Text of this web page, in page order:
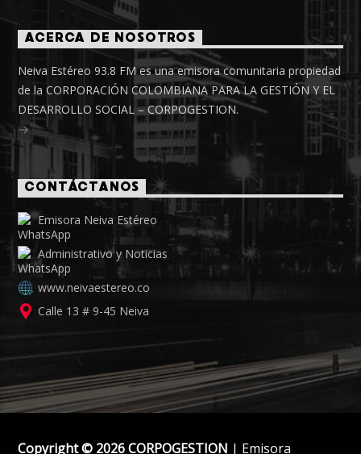
ACERCA DE NOSOTROS
Neiva Estéreo 93.8 FM es una emisora comunitaria propiedad
de la CORPORACIÓN COLOMBIANA PARA LA GESTIÓN Y EL
DESARROLLO SOCIAL – CORPOGESTION.
CONTÁCTANOS
Emisora Neiva Estéreo
Administrativo y Noticias
www.neivaestereo.co
Calle 13 # 9-45 Neiva
Copyright © 2026 CORPOGESTION | Emisora